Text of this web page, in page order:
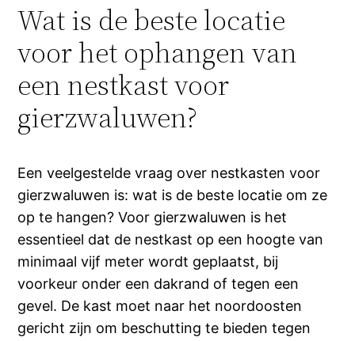
Wat is de beste locatie
voor het ophangen van
een nestkast voor
gierzwaluwen?
Een veelgestelde vraag over nestkasten voor
gierzwaluwen is: wat is de beste locatie om ze
op te hangen? Voor gierzwaluwen is het
essentieel dat de nestkast op een hoogte van
minimaal vijf meter wordt geplaatst, bij
voorkeur onder een dakrand of tegen een
gevel. De kast moet naar het noordoosten
gericht zijn om beschutting te bieden tegen